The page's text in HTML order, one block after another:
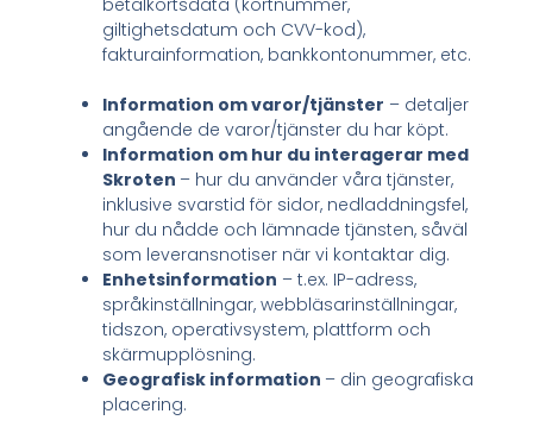
betalkortsdata (kortnummer,
giltighetsdatum och CVV-kod),
fakturainformation, bankkontonummer, etc.
Information om varor/tjänster – detaljer
angående de varor/tjänster du har köpt.
Information om hur du interagerar med
Skroten – hur du använder våra tjänster,
inklusive svarstid för sidor, nedladdningsfel,
hur du nådde och lämnade tjänsten, såväl
som leveransnotiser när vi kontaktar dig.
Enhetsinformation – t.ex. IP-adress,
språkinställningar, webbläsarinställningar,
tidszon, operativsystem, plattform och
skärmupplösning.
Geografisk information – din geografiska
placering.